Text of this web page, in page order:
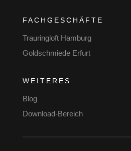
FACHGESCHÄFTE
Trauringloft Hamburg
Goldschmiede Erfurt
WEITERES
Blog
Download-Bereich